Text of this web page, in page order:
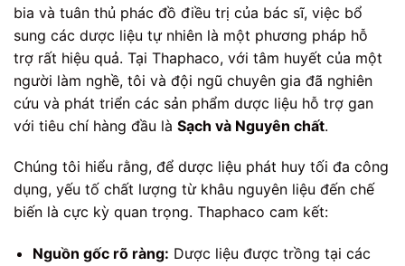
bia và tuân thủ phác đồ điều trị của bác sĩ, việc bổ
sung các dược liệu tự nhiên là một phương pháp hỗ
trợ rất hiệu quả. Tại Thaphaco, với tâm huyết của một
người làm nghề, tôi và đội ngũ chuyên gia đã nghiên
cứu và phát triển các sản phẩm dược liệu hỗ trợ gan
với tiêu chí hàng đầu là Sạch và Nguyên chất.
Chúng tôi hiểu rằng, để dược liệu phát huy tối đa công
dụng, yếu tố chất lượng từ khâu nguyên liệu đến chế
biến là cực kỳ quan trọng. Thaphaco cam kết:
Nguồn gốc rõ ràng: Dược liệu được trồng tại các